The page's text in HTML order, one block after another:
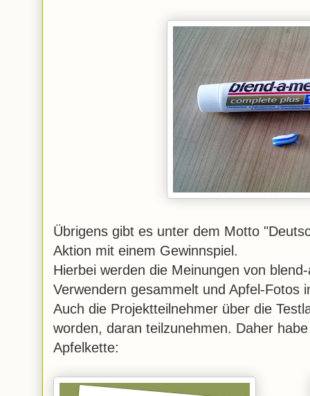
Übrigens gibt es unter dem Motto
Aktion mit einem Gewinnspiel.
Hierbei werden die Meinungen von
Verwendern gesammelt und Apfel-Fotos
Auch die Projektteilnehmer über die
worden, daran teilzunehmen. Daher
Apfelkette: